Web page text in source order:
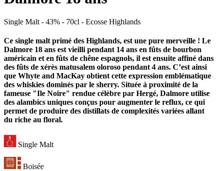
Single Malt - 43% - 70cl - Ecosse Highlands
Ce single malt primé des Highlands, est une pure merveille ! Le
Dalmore 18 ans est vieilli pendant 14 ans en fûts de bourbon
américain et en fûts de chêne espagnols, il est ensuite affiné dans
des fûts de xérès matusalem oloroso pendant 4 ans. C’est ainsi
que Whyte and MacKay obtient cette expression emblématique
des whiskies dominés par le sherry. Située à proximité de la
fameuse "Ile Noire" rendue célèbre par Hergé, Dalmore utilise
des alambics uniques conçus pour augmenter le reflux, ce qui
permet de produire des distillats de complexités variées allant
du riche au floral.
Single Malt
Boisée